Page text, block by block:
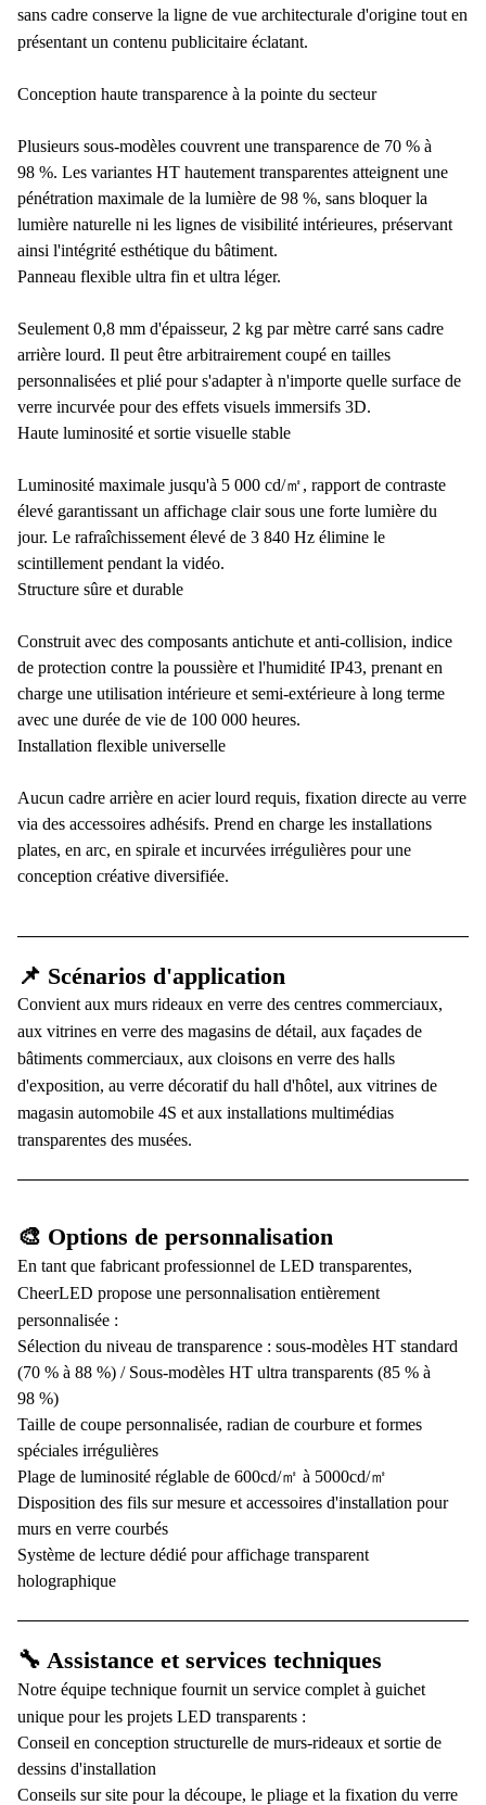
sans cadre conserve la ligne de vue architecturale d'origine tout en
présentant un contenu publicitaire éclatant.
Conception haute transparence à la pointe du secteur
Plusieurs sous-modèles couvrent une transparence de 70 % à
98 %. Les variantes HT hautement transparentes atteignent une
pénétration maximale de la lumière de 98 %, sans bloquer la
lumière naturelle ni les lignes de visibilité intérieures, préservant
ainsi l'intégrité esthétique du bâtiment.
Panneau flexible ultra fin et ultra léger.
Seulement 0,8 mm d'épaisseur, 2 kg par mètre carré sans cadre
arrière lourd. Il peut être arbitrairement coupé en tailles
personnalisées et plié pour s'adapter à n'importe quelle surface de
verre incurvée pour des effets visuels immersifs 3D.
Haute luminosité et sortie visuelle stable
Luminosité maximale jusqu'à 5 000 cd/㎡, rapport de contraste
élevé garantissant un affichage clair sous une forte lumière du
jour. Le rafraîchissement élevé de 3 840 Hz élimine le
scintillement pendant la vidéo.
Structure sûre et durable
Construit avec des composants antichute et anti-collision, indice
de protection contre la poussière et l'humidité IP43, prenant en
charge une utilisation intérieure et semi-extérieure à long terme
avec une durée de vie de 100 000 heures.
Installation flexible universelle
Aucun cadre arrière en acier lourd requis, fixation directe au verre
via des accessoires adhésifs. Prend en charge les installations
plates, en arc, en spirale et incurvées irrégulières pour une
conception créative diversifiée.
📌 Scénarios d'application
Convient aux murs rideaux en verre des centres commerciaux,
aux vitrines en verre des magasins de détail, aux façades de
bâtiments commerciaux, aux cloisons en verre des halls
d'exposition, au verre décoratif du hall d'hôtel, aux vitrines de
magasin automobile 4S et aux installations multimédias
transparentes des musées.
🎨 Options de personnalisation
En tant que fabricant professionnel de LED transparentes,
CheerLED propose une personnalisation entièrement
personnalisée :
Sélection du niveau de transparence : sous-modèles HT standard
(70 % à 88 %) / Sous-modèles HT ultra transparents (85 % à
98 %)
Taille de coupe personnalisée, radian de courbure et formes
spéciales irrégulières
Plage de luminosité réglable de 600cd/㎡ à 5000cd/㎡
Disposition des fils sur mesure et accessoires d'installation pour
murs en verre courbés
Système de lecture dédié pour affichage transparent
holographique
🔧 Assistance et services techniques
Notre équipe technique fournit un service complet à guichet
unique pour les projets LED transparents :
Conseil en conception structurelle de murs-rideaux et sortie de
dessins d'installation
Conseils sur site pour la découpe, le pliage et la fixation du verre